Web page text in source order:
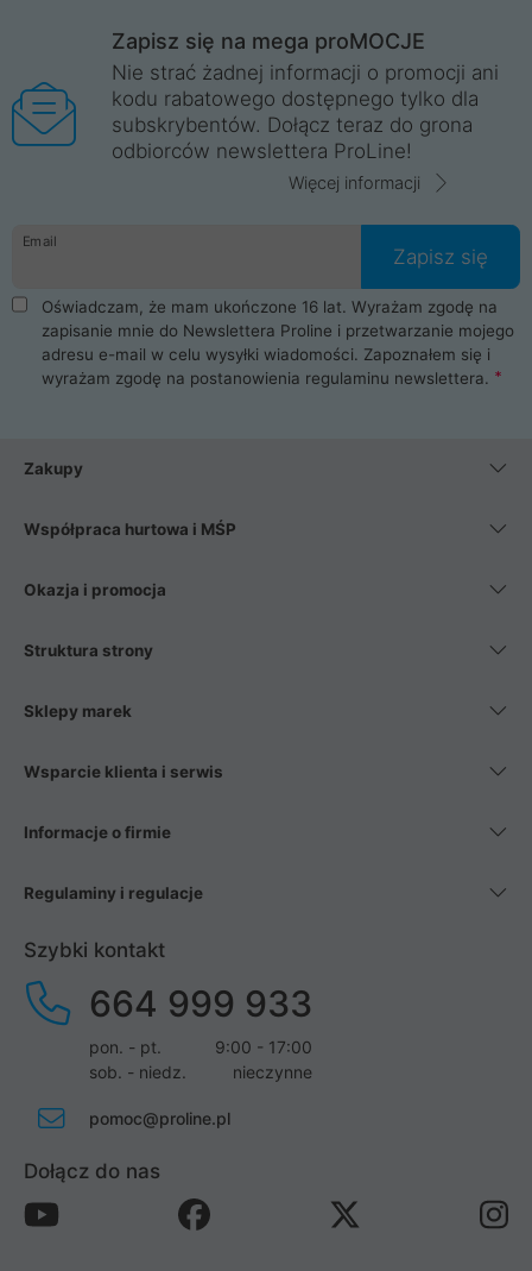
Wrocław, Poznań, Legnica, Katowice, Gliwice, Kalisz, Bytom,
Trzebnica, Opole. Szybka i profesjonalna obsługa!
ProLine to polska firma ze 100% polskim kapitałem. Działamy
legalnie i płacimy podatki w naszym kraju! Posiadamy siedzibę
główną w Mirkowie oraz salony na terenie kraju. Cała
komunikacja ze sklepem komputerowym ProLine jest
danych osobowych. Dlatego zakup notebooka albo laptopa w
ProLine to czysta przyjemność i pełne bezpieczeństwo.
Zaopatrzysz się u nas w akcesoria i części komputerowe
takie jak procesory, karty graficzne, płyty główne, pamięci,
dyski SSD, M.2 oraz HDD. Nasi pracownicy pomogą Ci wybrać
najlepszy zasilacz komputerowy oraz obudowę do komputera.
Poza komputerami mamy również najlepsze na rynku
Smartfony takich producentów jak Xiaomi, Apple, Samsung i
wentylatory. Na koniec mając już to wszystko, możesz
Zapisz się na mega proMOCJE
Nie strać żadnej informacji o promocji ani
kodu rabatowego dostępnego tylko dla
subskrybentów. Dołącz teraz do grona
odbiorców newslettera ProLine!
Więcej informacji
Email
Zapisz się
Oświadczam, że mam ukończone 16 lat. Wyrażam zgodę na
zapisanie mnie do Newslettera Proline i przetwarzanie mojego
adresu e-mail w celu wysyłki wiadomości. Zapoznałem się i
wyrażam zgodę na postanowienia regulaminu newslettera.
Zakupy
Współpraca hurtowa i MŚP
Okazja i promocja
Struktura strony
Sklepy marek
Wsparcie klienta i serwis
Informacje o firmie
Regulaminy i regulacje
Szybki kontakt
664 999 933
pon. - pt.
9:00 - 17:00
sob. - niedz.
nieczynne
pomoc@proline.pl
Dołącz do nas